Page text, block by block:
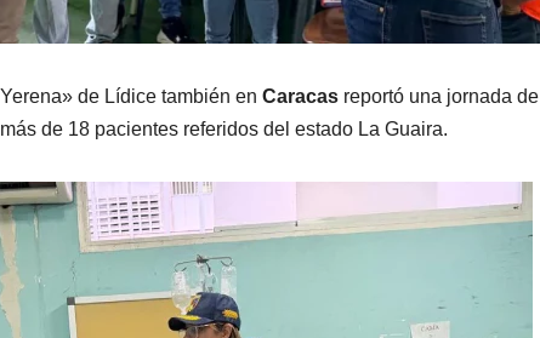
de Lídice también en Caracas reportó una jornada de
de 18 pacientes referidos del estado La Guaira.